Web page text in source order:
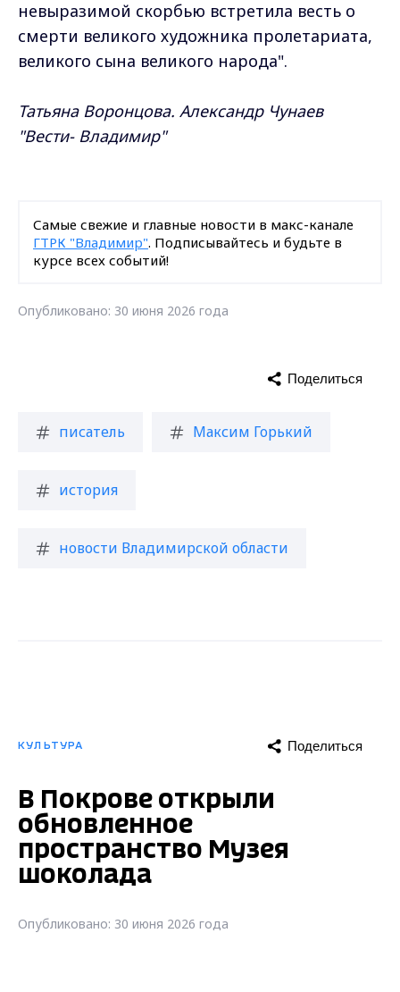
невыразимой скорбью встретила весть о
смерти великого художника пролетариата,
великого сына великого народа".
Татьяна Воронцова. Александр Чунаев
"Вести- Владимир"
Самые свежие и главные новости в макс-канале
ГТРК "Владимир". Подписывайтесь и будьте в
курсе всех событий!
Опубликовано: 30 июня 2026 года
писатель Максим Горький
история
новости Владимирской области
Поделиться
КУЛЬТУРА Поделиться
В Покрове открыли
обновленное
пространство Музея
шоколада
Опубликовано: 30 июня 2026 года